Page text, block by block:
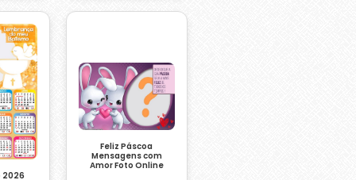
2026
Feliz Páscoa
Mensagens com
Amor Foto Online